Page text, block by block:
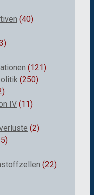
(40)
(121)
(250)
IV (11)
(2)
(22)